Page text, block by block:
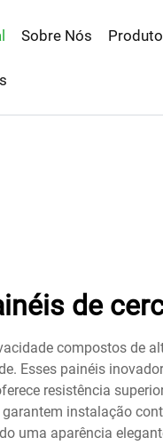
Sobre Nós
de
compostos de
Esses painéis
resistência
instalação
uma aparência